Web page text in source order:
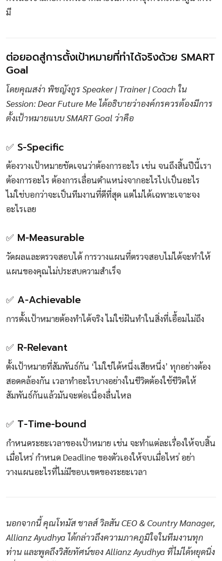
มี
ต่อยอดสู่การตั้งเป้าหมายที่ทำได้จริงด้วย SMART
Goal
โดยคุณสง่า พิชญังกูร Speaker | Trainer | Coach ใน
Session: Dear Future Me ได้อธิบายว่าองค์กรควรต้องมีการ
ตั้งเป้าหมายแบบ SMART Goal ว่าคือ
✅ S-Specific
ต้องวางเป้าหมายชัดเจนว่าต้องการอะไร เช่น จนถึงสิ้นปีนี้เรา
ต้องการอะไร ต้องการเลื่อนตำแหน่งจากอะไรไปเป็นอะไร
ไม่ใช่บอกว่าจะเป็นทีมงานที่ดีที่สุด แต่ไม่ได้เฉพาะเจาะจง
อะไรเลย
✅ M-Measurable
วัดผลและตรวจสอบได้ การวางแผนที่ตรวจสอบไม่ได้จะทำให้
แผนของคุณไม่ประสบความสำเร็จ
✅ A-Achievable
การตั้งเป้าหมายต้องทำได้จริง ไม่ใช่ฝันทำในสิ่งที่เอื้อมไม่ถึง
✅ R-Relevant
ตั้งเป้าหมายที่สัมพันธ์กัน ‘ไม่ใช่ได้หนึ่งเสียหนึ่ง’ ทุกอย่างต้อง
สอดคล้องกัน เวลาทำอะไรบางอย่างในชีวิตต้องใช้ชีวิตให้
สัมพันธ์กันแล้วมันจะต่อเนื่องลื่นไหล
✅ T-Time-bound
กำหนดระยะเวลาของเป้าหมาย เช่น จะทำแต่ละเรื่องให้จบสิ้น
เมื่อไหร่ กำหนด Deadline ของตัวเองให้จบเมื่อไหร่ อย่า
วางแผนอะไรที่ไม่มีขอบเขตของระยะเวลา
นอกจากนี้ คุณโทมัส ชาลส์ วิลสัน CEO & Country Manager,
Allianz Ayudhya ได้กล่าวถึงความภาคภูมิใจในทีมงานทุก
ท่าน และพูดถึงวิสัยทัศน์ของ Allianz Ayudhya ที่ไม่ได้หยุดนิ่ง